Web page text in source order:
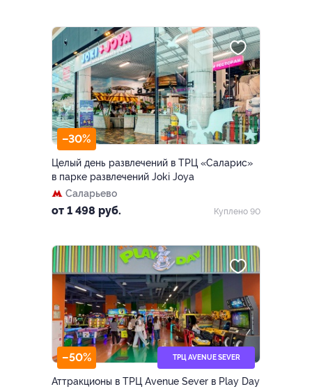
–30%
Целый день развлечений в ТРЦ «Саларис»
в парке развлечений Joki Joya
Саларьево
от 1 498 руб. Куплено 90
–50% ТРЦ AVENUE SEVER
Аттракционы в ТРЦ Avenue Sever в Play Day